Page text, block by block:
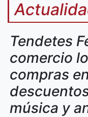
Tendetes
comercio
compras
música y